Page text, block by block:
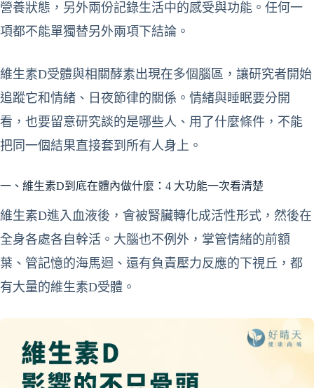
營養狀態，另外兩份記錄生活中的感受與功能。任何一
項都不能單獨替另外兩項下結論。
維生素D受體與相關酵素出現在多個腦區，讓研究者開始
追蹤它和情緒、日夜節律的關係。情緒與睡眠要分開
看，也要留意研究談的是哪些人、用了什麼條件，不能
把同一個結果直接套到所有人身上。
一、維生素D到底在體內做什麼：4 大功能一次看清楚
維生素D進入血液後，會被腎臟轉化成活性形式，然後在
全身各處各自幹活。大腦也不例外，掌管情緒的前額
葉、管記憶的海馬迴、還有負責壓力反應的下視丘，都
有大量的維生素D受體。